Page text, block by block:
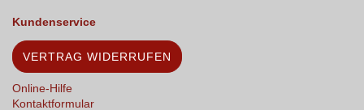
Kundenservice
VERTRAG WIDERRUFEN
Online-Hilfe
Kontaktformular